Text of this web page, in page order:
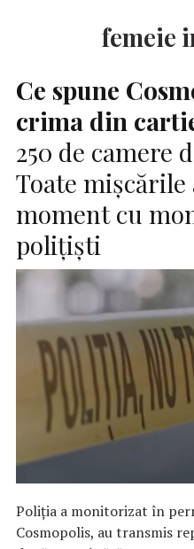
femeie
Ce spune
crima din
250 de camere
Toate
moment cu
polițiști
Poliția a monitorizat în
Cosmopolis, au transmis